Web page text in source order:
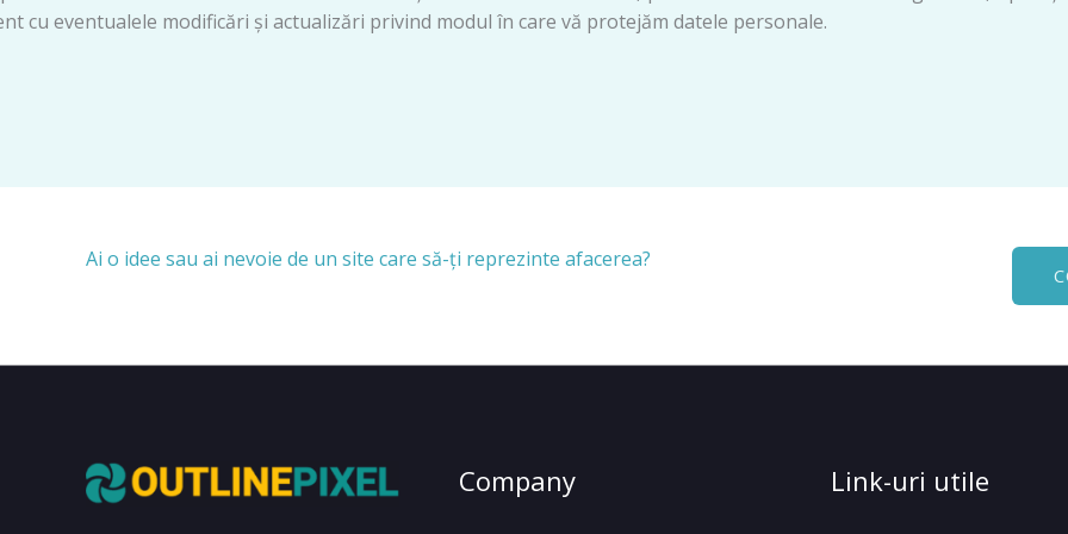
cu eventualele modificări și actualizări privind modul în care vă protejăm datele personale.
Ai o idee sau ai nevoie de un site care să-ți reprezinte afacerea?
Company Link-uri utile